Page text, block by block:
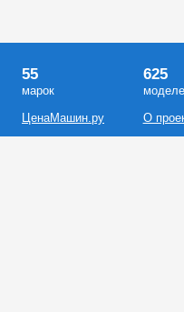
55
марок
ЦенаМашин.ру
625
О